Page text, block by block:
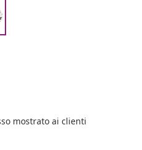
mostrato ai clienti